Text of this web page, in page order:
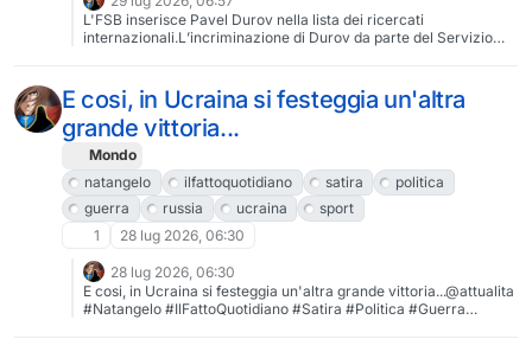
L'FSB inserisce Pavel Durov nella lista dei ricercati
internazionali.L’incriminazione di Durov da parte del Servizio
Telegram alla Russia e alla libertà della rete. L’accusa formale di
favoreggiamento del terrorismo e l’inserimento nella lista dei
ricercati
morsa-giudiziaria-su-pavel-durov-telegram-al-centro-dello-
scontro-globale/#Telegram #Russia #Durov #PavelDurov #FSB
#Sicurezza #Terrorismo
E cosi, in Ucraina si festeggia un'altra
grande vittoria...
Mondo
natangelo
ilfattoquotidiano satira
politica
guerra
russia ucraina
sport
1
28 lug 2026, 06:30
28 lug 2026, 06:30
E cosi, in Ucraina si festeggia un'altra grande vittoria...@attualita
#Natangelo #IlFattoQuotidiano #Satira #Politica #Guerra